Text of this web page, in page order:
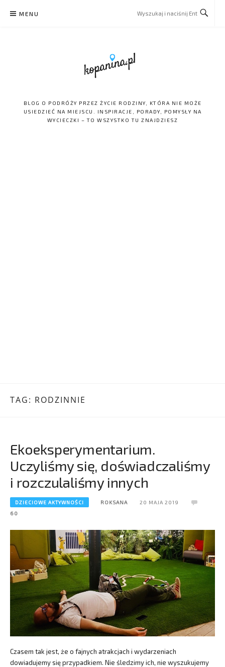
MENU
BLOG O PODRÓŻY PRZEZ ŻYCIE RODZINY, KTÓRA NIE MOŻE
USIEDZIEĆ NA MIEJSCU. INSPIRACJE, PORADY, POMYSŁY NA
WYCIECZKI – TO WSZYSTKO TU ZNAJDZIESZ
TAG: RODZINNIE
Ekoeksperymentarium.
Uczyliśmy się, doświadczaliśmy
i rozczulaliśmy innych
DZIECIOWE AKTYWNOŚCI ROKSANA
20 MAJA 2019
60
Czasem tak jest, że o fajnych atrakcjach i wydarzeniach
dowiadujemy się przypadkiem. Nie śledzimy ich, nie wyszukujemy